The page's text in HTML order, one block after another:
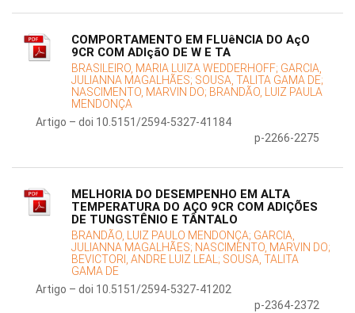
COMPORTAMENTO EM FLUêNCIA DO AçO
9CR COM ADIçãO DE W E TA
BRASILEIRO, MARIA LUIZA WEDDERHOFF; GARCIA,
JULIANNA MAGALHÃES; SOUSA, TALITA GAMA DE;
NASCIMENTO, MARVIN DO; BRANDÃO, LUIZ PAULA
MENDONÇA
Artigo – doi 10.5151/2594-5327-41184
p-2266-2275
MELHORIA DO DESEMPENHO EM ALTA
TEMPERATURA DO AÇO 9CR COM ADIÇÕES
DE TUNGSTÊNIO E TÂNTALO
BRANDÃO, LUIZ PAULO MENDONÇA; GARCIA,
JULIANNA MAGALHÃES; NASCIMENTO, MARVIN DO;
BEVICTORI, ANDRE LUIZ LEAL; SOUSA, TALITA
GAMA DE
Artigo – doi 10.5151/2594-5327-41202
p-2364-2372